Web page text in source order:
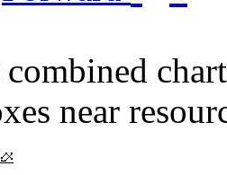
combined
near